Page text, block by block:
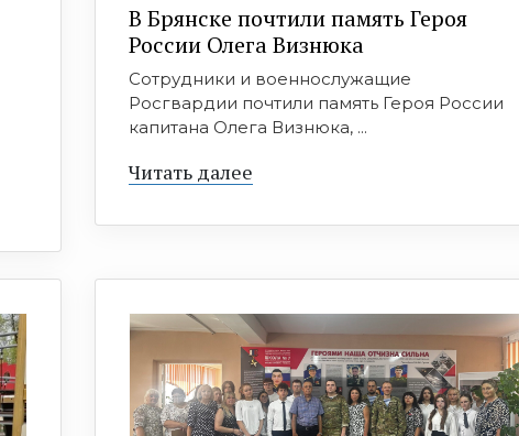
В Брянске почтили память Героя
России Олега Визнюка
Сотрудники и военнослужащие
Росгвардии почтили память Героя России
капитана Олега Визнюка, ...
Читать далее